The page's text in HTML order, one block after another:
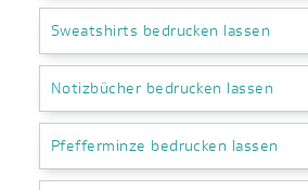
Sweatshirts bedrucken lassen
Notizbücher bedrucken lassen
Pfefferminze bedrucken lassen